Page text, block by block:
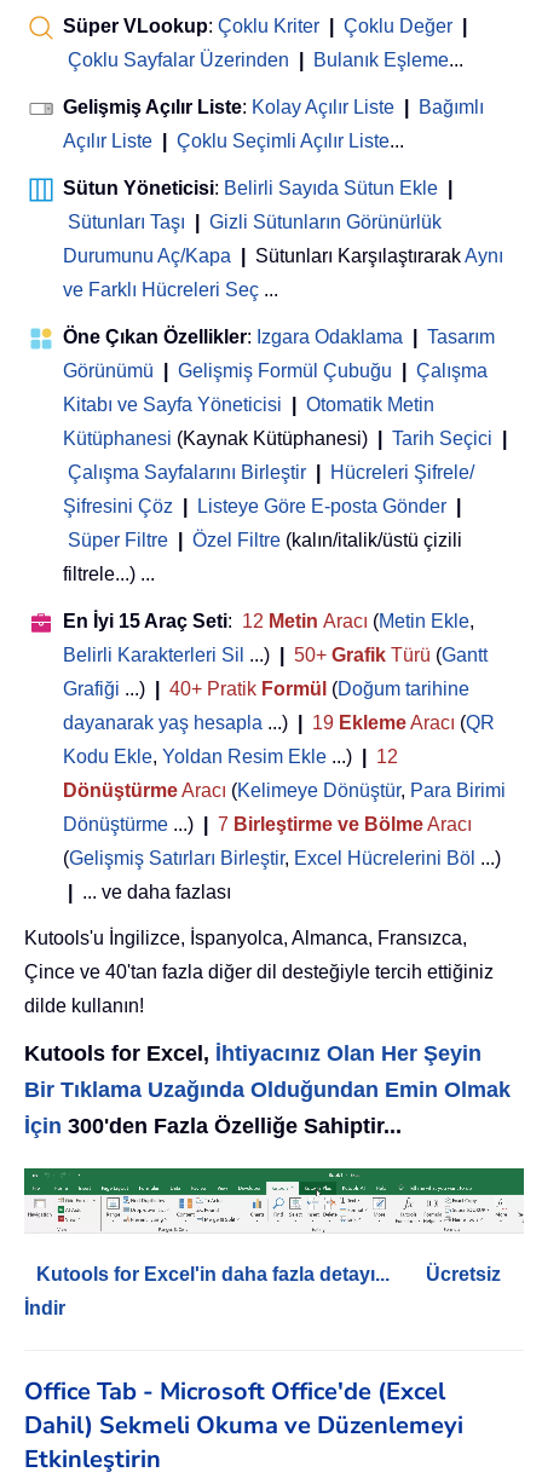
Süper VLookup: Çoklu Kriter Çoklu Değer
Çoklu Sayfalar Üzerinden
Bulanık Eşleme...
Gelişmiş Açılır Liste: Kolay Açılır Liste
Bağımlı
Açılır Liste
Çoklu Seçimli Açılır Liste...
Sütun Yöneticisi: Belirli Sayıda Sütun Ekle
Sütunları Taşı
Gizli Sütunların Görünürlük
Durumunu Aç/Kapa
Sütunları KarşılaştırarakAynı
ve Farklı Hücreleri Seç ...
Öne Çıkan Özellikler: Izgara Odaklama
Tasarım
Görünümü
Gelişmiş Formül Çubuğu
Çalışma
Kitabı ve Sayfa Yöneticisi
Otomatik Metin
Kütüphanesi (Kaynak Kütüphanesi) Tarih Seçici
Çalışma Sayfalarını Birleştir
Hücreleri Şifrele/
Şifresini Çöz
Listeye Göre E-posta Gönder
Süper Filtre
Özel Filtre (kalın/italik/üstü çizili
filtrele...) ...
En İyi 15 Araç Seti: 12 Metin Aracı (Metin Ekle,
Belirli Karakterleri Sil ...) 50+ Grafik Türü (Gantt
Grafiği ...) 40+ Pratik Formül (Doğum tarihine
dayanarak yaş hesapla ...) 19 EklemeAracı (QR
Kodu Ekle, Yoldan Resim Ekle ...)
12
DönüştürmeAracı (Kelimeye Dönüştür, Para Birimi
Dönüştürme ...) 7 Birleştirme ve BölmeAracı
(Gelişmiş Satırları Birleştir, Excel Hücrelerini Böl ...)
... ve daha fazlası
Kutools'u İngilizce, İspanyolca, Almanca, Fransızca,
Çince ve 40'tan fazla diğer dil desteğiyle tercih ettiğiniz
dilde kullanın!
Kutools for Excel, İhtiyacınız Olan Her Şeyin
Bir Tıklama Uzağında Olduğundan Emin Olmak
İçin 300'den Fazla Özelliğe Sahiptir...
Kutools for Excel'in daha fazla detayı...
Ücretsiz
İndir
Office Tab - Microsoft Office'de (Excel
Dahil) Sekmeli Okuma ve Düzenlemeyi
Etkinleştirin